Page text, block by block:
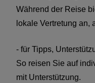
Während der Reise
lokale Vertretung an,
- für Tipps,
So reisen Sie auf
mit Unterstützung.